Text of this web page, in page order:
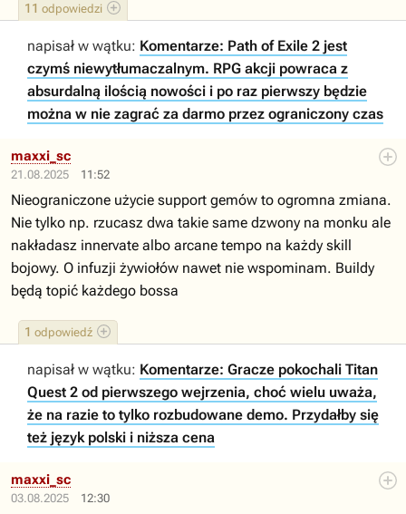
11 odpowiedzi
napisał w wątku: Komentarze: Path of Exile 2 jest
czymś niewytłumaczalnym. RPG akcji powraca z
absurdalną ilością nowości i po raz pierwszy będzie
można w nie zagrać za darmo przez ograniczony czas
21.08.2025 11:52
1 odpowiedź
maxxi_sc
Nieograniczone użycie support gemów to ogromna zmiana.
Nie tylko np. rzucasz dwa takie same dzwony na monku ale
nakładasz innervate albo arcane tempo na każdy skill
bojowy. O infuzji żywiołów nawet nie wspominam. Buildy
będą topić każdego bossa
napisał w wątku: Komentarze: Gracze pokochali Titan
Quest 2 od pierwszego wejrzenia, choć wielu uważa,
że na razie to tylko rozbudowane demo. Przydałby się
też język polski i niższa cena
03.08.2025 12:30
maxxi_sc